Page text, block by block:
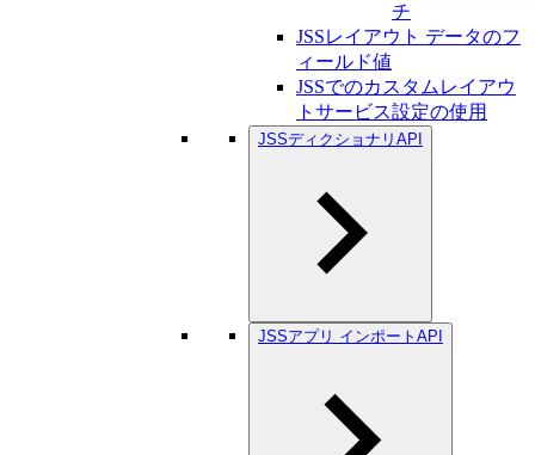
チ
JSSレイアウト データのフ
ィールド値
JSSでのカスタムレイアウ
トサービス設定の使用
JSSディクショナリAPI
JSSアプリ インポートAPI